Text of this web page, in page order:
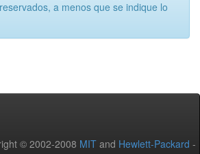
a menos que se indique lo
© 2002-2008 MIT and Hewlett-Packard -